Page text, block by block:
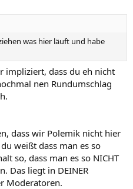
was hier läuft und habe
impliziert, dass du eh nicht
nen Rundumschlag
dass wir Polemik nicht hier
weißt dass man es so
so, dass man es so NICHT
Das liegt in DEINER
Moderatoren.